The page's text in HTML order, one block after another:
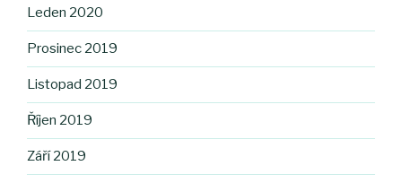
Leden 2020
Prosinec 2019
Listopad 2019
Říjen 2019
Září 2019